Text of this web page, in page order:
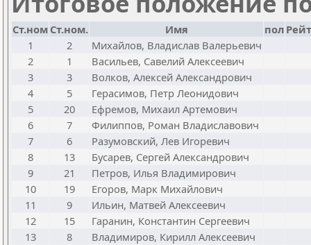
Ст.ном Ст.ном. Имя пол
1
2
Михайлов, Владислав Валерьевич
2
1
Васильев, Савелий Алексеевич
3
3
Волков, Алексей Александрович
4
5
Герасимов, Петр Леонидович
5
20
Ефремов, Михаил Артемович
6
7
Филиппов, Роман Владиславович
7
6
Разумовский, Лев Игоревич
8
13
Бусарев, Сергей Александрович
9
21
Петров, Илья Владимирович
10
19
Егоров, Марк Михайлович
11
9
Ильин, Матвей Алексеевич
12
15
Гаранин, Константин Сергеевич
13
8
Владимиров, Кирилл Алексеевич